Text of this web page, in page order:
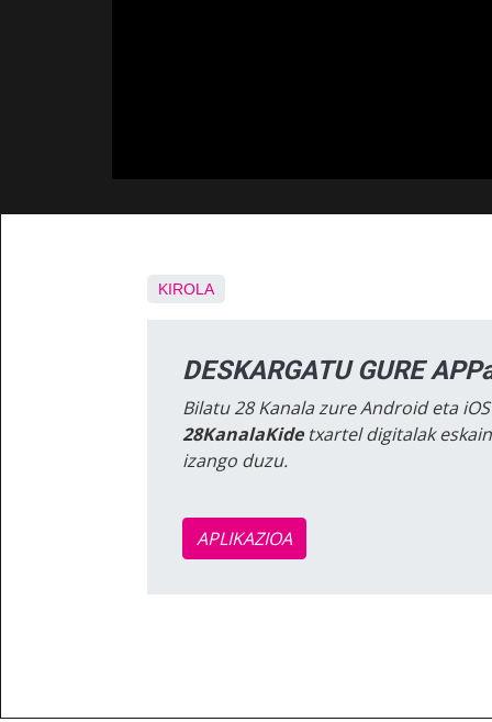
KIROLA
DESKARGATU GURE
Bilatu 28 Kanala zure Android eta
28KanalaKidetxartel digitalak
izango duzu.
APLIKAZIOA